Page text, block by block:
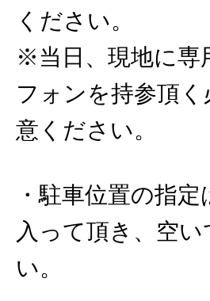
ください。
※当日、現地に専
フォンを持参頂
意ください。
・駐車位置の指
入って頂き、空
い。